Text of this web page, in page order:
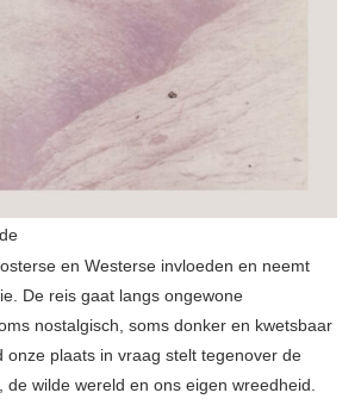
en Westerse invloeden en neemt
De reis gaat langs ongewone
nostalgisch, soms donker en kwetsbaar
onze plaats in vraag stelt tegenover de
de wilde wereld en ons eigen wreedheid.